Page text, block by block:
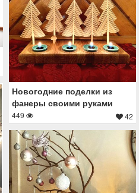
Новогодние поделки из
фанеры своими руками
449 42